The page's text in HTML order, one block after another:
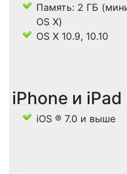
Память: 2 ГБ
OS X)
OS X 10.9, 10.10
iPhone и iPad
iOS ® 7.0 и выше